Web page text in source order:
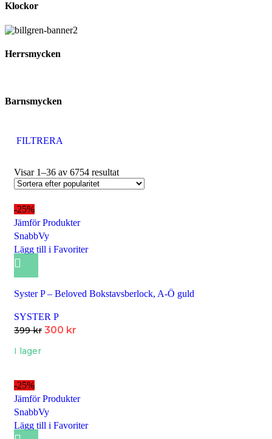
Klockor
Herrsmycken
Barnsmycken
FILTRERA
Visar 1–36 av 6754 resultat
-25%
Jämför Produkter
SnabbVy
Lägg till i Favoriter
Syster P – Beloved Bokstavsberlock, A-Ö guld
SYSTER P
399kr 300 kr
I lager
-25%
Jämför Produkter
SnabbVy
Lägg till i Favoriter